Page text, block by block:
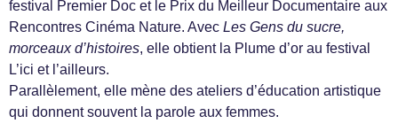
festival Premier Doc et le Prix du Meilleur Documentaire aux
Rencontres Cinéma Nature. Avec Les Gens du sucre,
morceaux d’histoires, elle obtient la Plume d’or au festival
L’ici et l’ailleurs.
Parallèlement, elle mène des ateliers d’éducation artistique
qui donnent souvent la parole aux femmes.